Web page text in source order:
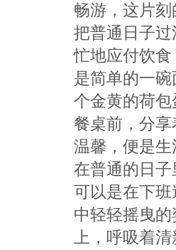
畅游，这片
把普通日子
忙地应付饮
是简单的一
个金黄的荷
餐桌前，分
温馨，便是
在普通的日
可以是在下
中轻轻摇曳
上，呼吸着